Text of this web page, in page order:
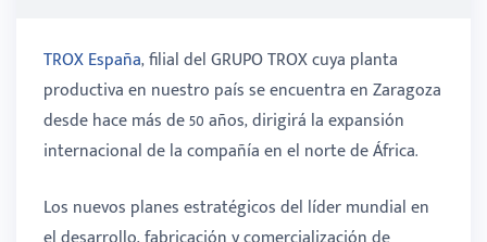
TROX España, filial del GRUPO TROX cuya planta
productiva en nuestro país se encuentra en Zaragoza
desde hace más de 50 años, dirigirá la expansión
internacional de la compañía en el norte de África.
Los nuevos planes estratégicos del líder mundial en